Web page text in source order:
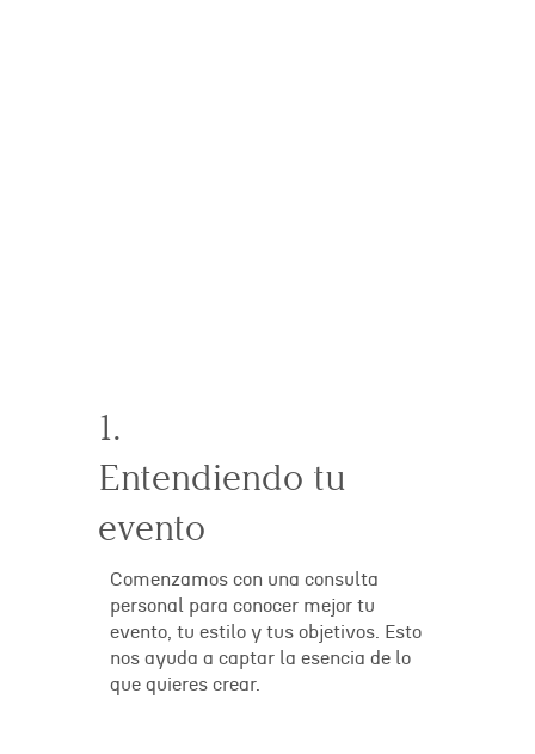
1.
Entendiendo tu
evento
Comenzamos con una consulta
personal para conocer mejor tu
evento, tu estilo y tus objetivos. Esto
nos ayuda a captar la esencia de lo
que quieres crear.